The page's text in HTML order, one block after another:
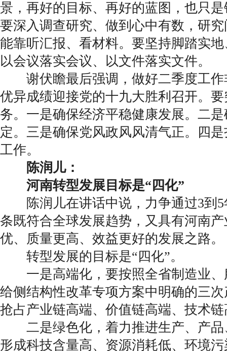
景，再好的目标、再好的蓝图，也只
要深入调查研究、做到心中有数，研
能靠听汇报、看材料。要坚持脚踏实
以会议落实会议、以文件落实文件。
谢伏瞻最后强调，做好二季度工作
优异成绩迎接党的十九大胜利召开。
务。一是确保经济平稳健康发展。二
定。三是确保党风政风风清气正。四
工作。
陈润儿：
河南转型发展目标是“四化”
陈润儿在讲话中说，力争通过3到5
条既符合全球发展趋势，又具有河南
优、质量更高、效益更好的发展之路。
转型发展的目标是“四化”。
一是高端化，要按照全省制造业、
给侧结构性改革专项方案中明确的三
抢占产业链高端、价值链高端、技术
二是绿色化，着力推进生产、产品
形成科技含量高、资源消耗低、环境